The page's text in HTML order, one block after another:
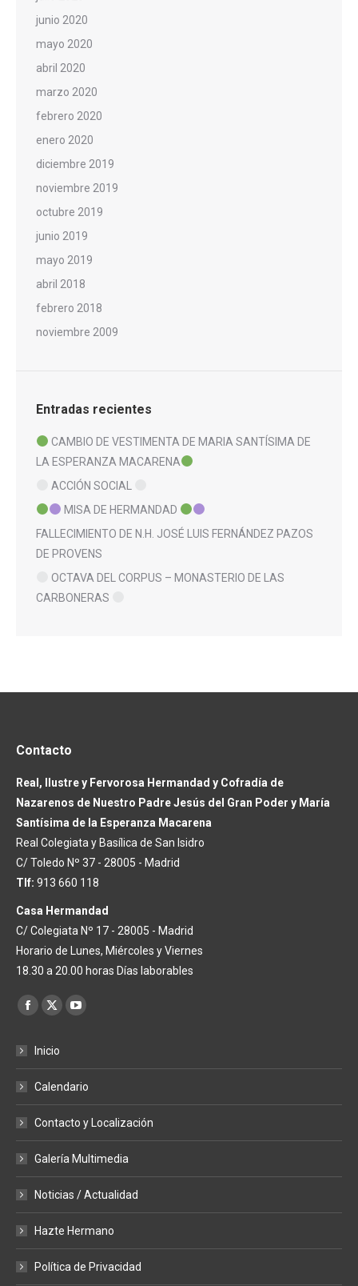
junio 2020
mayo 2020
abril 2020
marzo 2020
febrero 2020
enero 2020
diciembre 2019
noviembre 2019
octubre 2019
junio 2019
mayo 2019
abril 2018
febrero 2018
noviembre 2009
Entradas recientes
CAMBIO DE VESTIMENTA DE MARIA SANTÍSIMA DE
LA ESPERANZA MACARENA
ACCIÓN SOCIAL
MISA DE HERMANDAD
FALLECIMIENTO DE N.H. JOSÉ LUIS FERNÁNDEZ PAZOS
DE PROVENS
OCTAVA DEL CORPUS – MONASTERIO DE LAS
CARBONERAS
Contacto
Real, Ilustre y Fervorosa Hermandad y Cofradía de
Nazarenos de Nuestro Padre Jesús del Gran Poder y María
Santísima de la Esperanza Macarena
Real Colegiata y Basílica de San Isidro
C/ Toledo Nº 37 - 28005 - Madrid
Tlf: 913 660 118
Casa Hermandad
C/ Colegiata Nº 17 - 28005 - Madrid
Horario de Lunes, Miércoles y Viernes
18.30 a 20.00 horas Días laborables
Encuéntranos en:
Facebook
opens
window
X
opens
window
YouTube
window
Inicio
Calendario
Contacto y Localización
Galería Multimedia
Noticias / Actualidad
Hazte Hermano
Política de Privacidad